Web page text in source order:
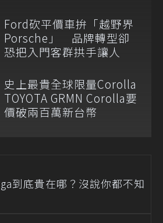
Ford砍平價車拚「越野界
Porsche」 品牌轉型卻
恐把入門客群拱手讓人
史上最貴全球限量Corolla
TOYOTA GRMN Corolla要
價破兩百萬新台幣
到底貴在哪？沒說你都不知